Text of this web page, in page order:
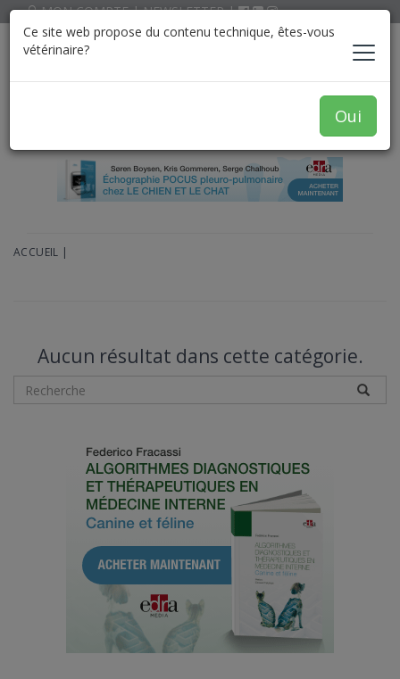
MON COMPTE|NEWSLETTER|
ACCUEIL |
Aucun résultat dans cette catégorie.
Ce site web propose du contenu technique, êtes-vous
vétérinaire?
Oui